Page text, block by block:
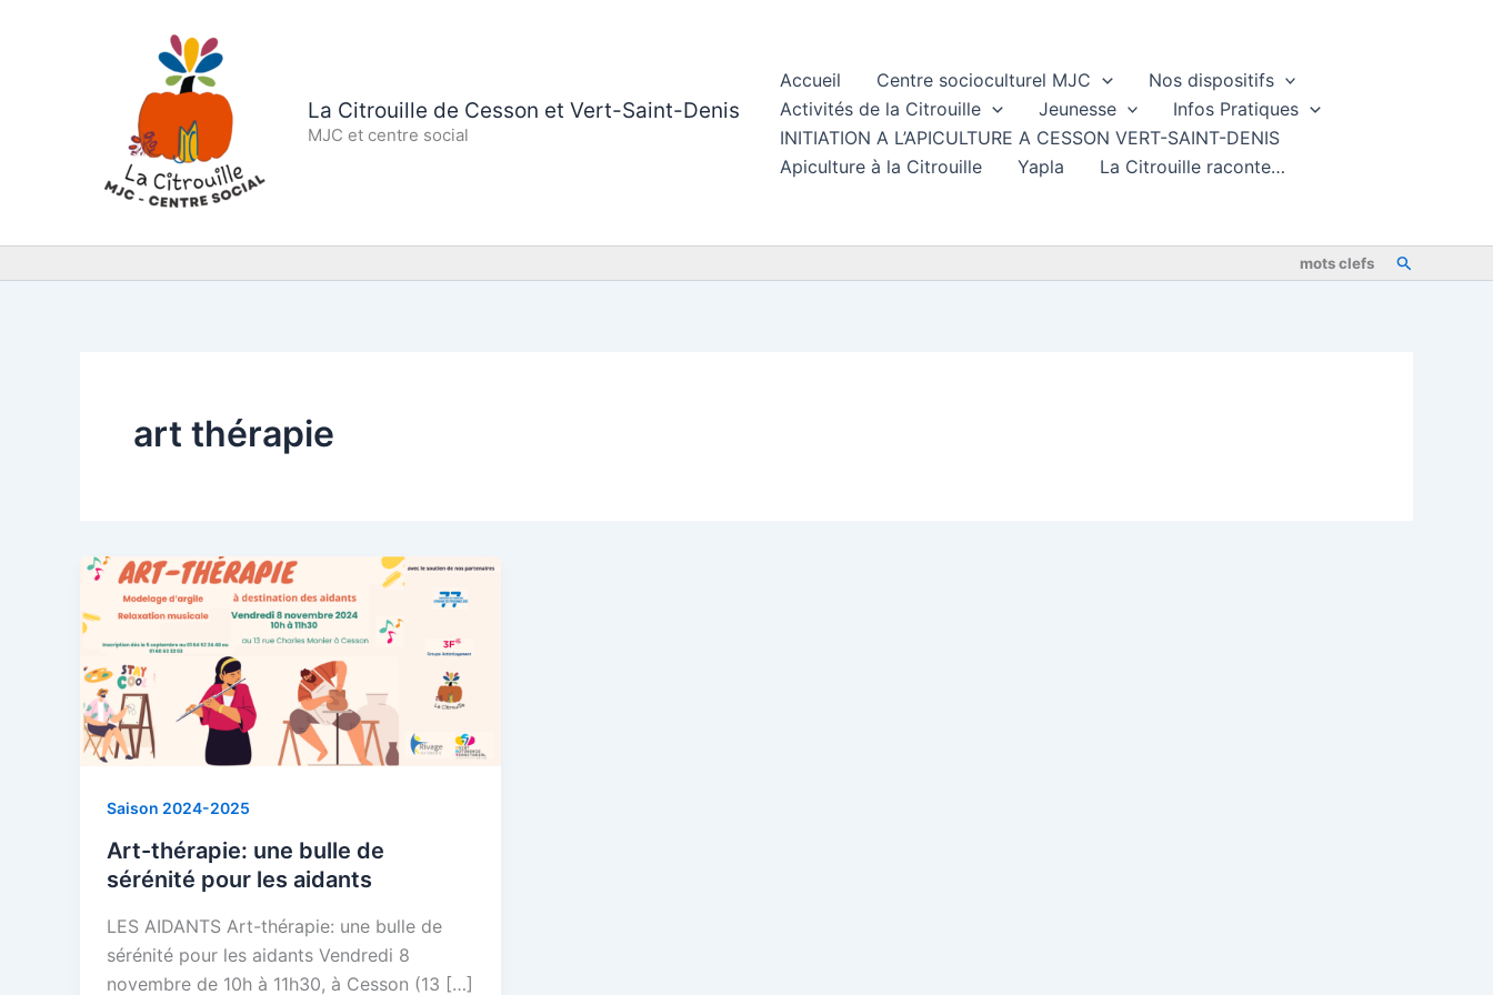
La Citrouille de Cesson et Vert-Saint-Denis
MJC et centre social
Accueil Centre socioculturel MJC
Nos dispositifs
Activités de la Citrouille
Jeunesse
Infos Pratiques
INITIATION A L’APICULTURE A CESSON VERT-SAINT-DENIS
Apiculture à la Citrouille
Yapla La Citrouille raconte…
mots clefs Rechercher
art thérapie
Saison 2024-2025
Art-thérapie: une bulle de
sérénité pour les aidants
LES AIDANTS Art-thérapie: une bulle de
sérénité pour les aidants Vendredi 8
novembre de 10h à 11h30, à Cesson (13 […]